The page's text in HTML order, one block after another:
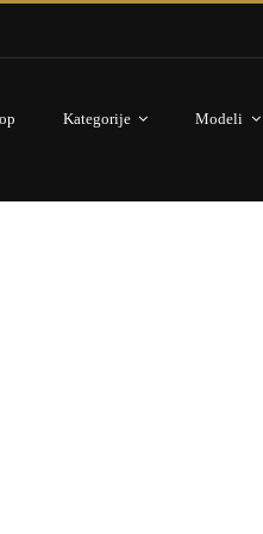
Kategorije Modeli